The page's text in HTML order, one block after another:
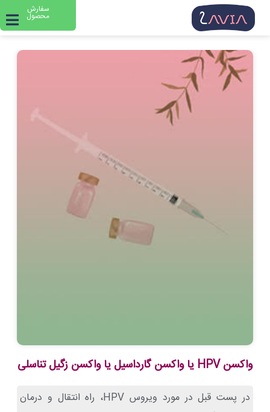
سفارش
محصول
واکسن HPV یا واکسن گارداسیل یا واکسن زگیل تناسلی
در پست قبل در مورد ویروس HPV، راه انتقال و درمان